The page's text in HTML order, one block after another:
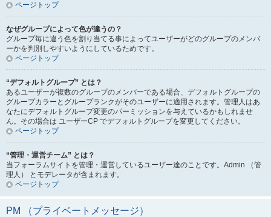
ページトップ
なぜグループによって色が違うの？
グループ毎に違う色を割り当てる事によってユーザーがどのグループのメンバ
ーかを判別しやすいようにしているためです。
ページトップ
“デフォルトグループ” とは？
あるユーザーが複数のグループのメンバーである場合、デフォルトグループの
グループカラーとグループランクがそのユーザーに適用されます。管理人はあ
なたにデフォルトグループ変更のパーミッションを与えているかもしれませ
ん。その場合は ユーザーCP でデフォルトグループを変更してください。
ページトップ
“管理・運営チーム” とは？
当フォーラムサイトを管理・運営しているユーザー達のことです。Admin （管
理人） とモデレータが含まれます。
ページトップ
PM （プライベートメッセージ）